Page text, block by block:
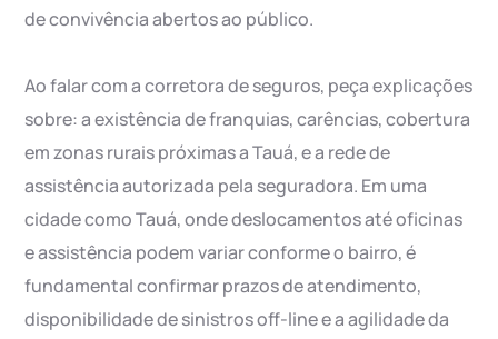
de convivência abertos ao público.
Ao falar com a corretora de seguros, peça explicações
sobre: a existência de franquias, carências, cobertura
em zonas rurais próximas a Tauá, e a rede de
assistência autorizada pela seguradora. Em uma
cidade como Tauá, onde deslocamentos até oficinas
e assistência podem variar conforme o bairro, é
fundamental confirmar prazos de atendimento,
disponibilidade de sinistros off-line e a agilidade da